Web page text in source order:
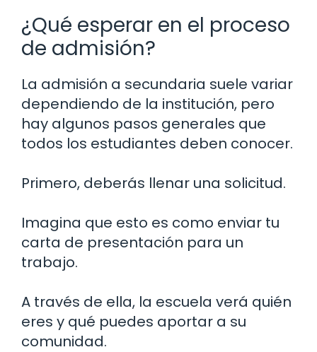
¿Qué esperar en el proceso
de admisión?
La admisión a secundaria suele variar
dependiendo de la institución, pero
hay algunos pasos generales que
todos los estudiantes deben conocer.
Primero, deberás llenar una solicitud.
Imagina que esto es como enviar tu
carta de presentación para un
trabajo.
A través de ella, la escuela verá quién
eres y qué puedes aportar a su
comunidad.